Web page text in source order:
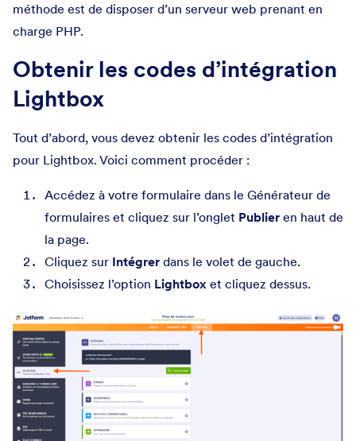
méthode est de disposer d’un serveur web prenant en
charge PHP.
Obtenir les codes d’intégration
Lightbox
Tout d’abord, vous devez obtenir les codes d’intégration
pour Lightbox. Voici comment procéder :
Accédez à votre formulaire dans le Générateur de
formulaires et cliquez sur l’onglet Publier en haut de
la page.
Cliquez sur Intégrer dans le volet de gauche.
Choisissez l’option Lightbox et cliquez dessus.